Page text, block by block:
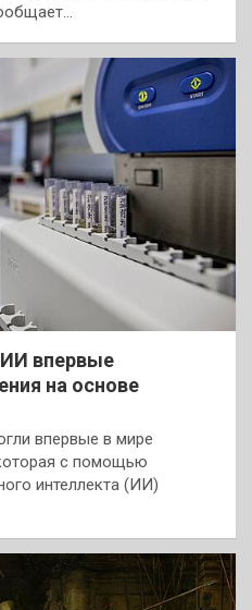
впервые
на основе
впервые в мире
с помощью
интеллекта (ИИ)